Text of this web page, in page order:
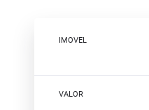
IMOVEL
VALOR